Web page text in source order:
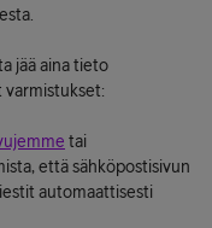
jää aina tieto
tai
että sähköpostisivun
automaattisesti